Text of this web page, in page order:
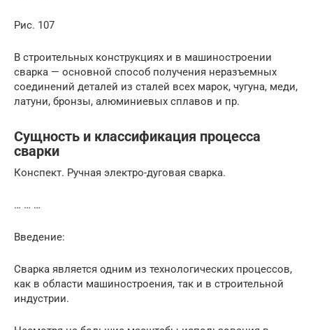
Рис. 107
В строительных конструкциях и в машиностроении
сварка — основной способ получения неразъемных
соединений деталей из сталей всех марок, чугуна, меди,
латуни, бронзы, алюминиевых сплавов и пр.
Сущность и классификация процесса
сварки
Конспект. Ручная электро-дуговая сварка.
… … …
Введение:
Сварка является одним из технологических процессов,
как в области маши­ностроения, так и в строительной
индустрии.